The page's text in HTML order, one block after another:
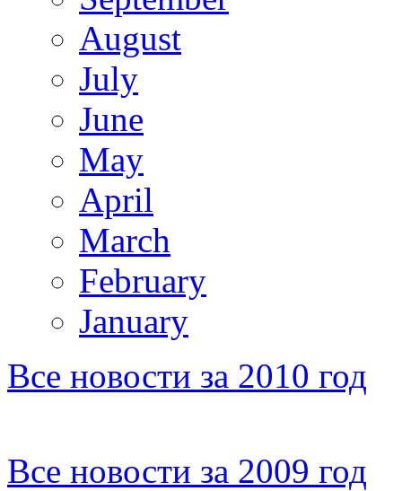
August
July
June
May
April
March
February
January
Все новости за 2010 год
Все новости за 2009 год